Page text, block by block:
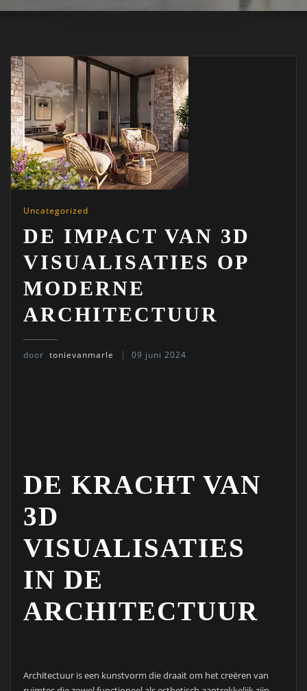
Uncategorized
DE IMPACT VAN 3D
VISUALISATIES OP
MODERNE
ARCHITECTUUR
door tonievanmarle 09 juni 2024
DE KRACHT VAN
3D
VISUALISATIES
IN DE
ARCHITECTUUR
Architectuur is een kunstvorm die draait om het creëren van